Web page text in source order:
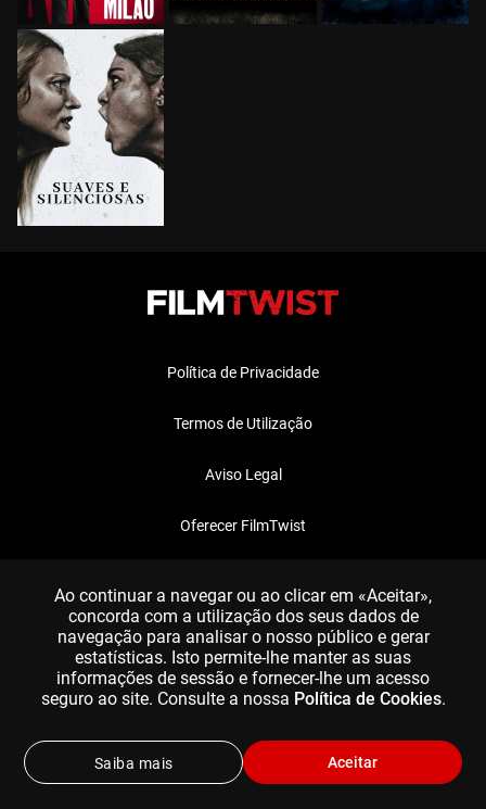
Política de Privacidade
Termos de Utilização
Aviso Legal
Oferecer FilmTwist
Ao continuar a navegar ou ao clicar em «Aceitar»,
concorda com a utilização dos seus dados de
navegação para analisar o nosso público e gerar
estatísticas. Isto permite-lhe manter as suas
informações de sessão e fornecer-lhe um acesso
seguro ao site. Consulte a nossa Política de Cookies.
Aceitar
Saiba mais